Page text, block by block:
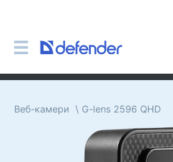
Набори (клавіатура + миша)
Клавіатури
Гарнітури, навушники, мікрофони
Петличні мікрофони
Веб-камери G-lens 2596 QHD